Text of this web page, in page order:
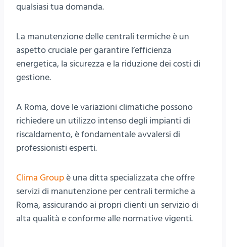
qualsiasi tua domanda.
La manutenzione delle centrali termiche è un
aspetto cruciale per garantire l’efficienza
energetica, la sicurezza e la riduzione dei costi di
gestione.
A Roma, dove le variazioni climatiche possono
richiedere un utilizzo intenso degli impianti di
riscaldamento, è fondamentale avvalersi di
professionisti esperti.
Clima Groupè una ditta specializzata che offre
servizi di manutenzione per centrali termiche a
Roma, assicurando ai propri clienti un servizio di
alta qualità e conforme alle normative vigenti.